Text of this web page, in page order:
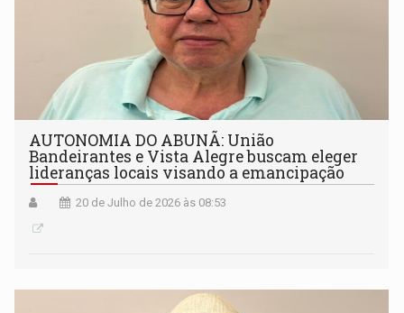
AUTONOMIA DO ABUNÃ: União
Bandeirantes e Vista Alegre buscam eleger
lideranças locais visando a emancipação
20 de Julho de 2026 às 08:53